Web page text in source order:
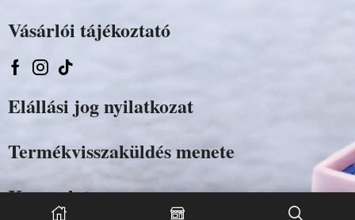
Vásárlói tájékoztató
Elállási jog nyilatkozat
Termékvisszaküldés menete
Kapcsolat